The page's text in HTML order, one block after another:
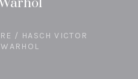
/ HASCH VICTOR